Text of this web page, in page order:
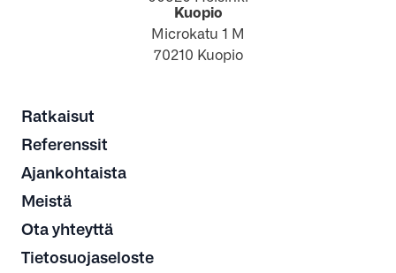
Kuopio
Microkatu 1 M
70210 Kuopio
Ratkaisut
Referenssit
Ajankohtaista
Meistä
Ota yhteyttä
Tietosuojaseloste